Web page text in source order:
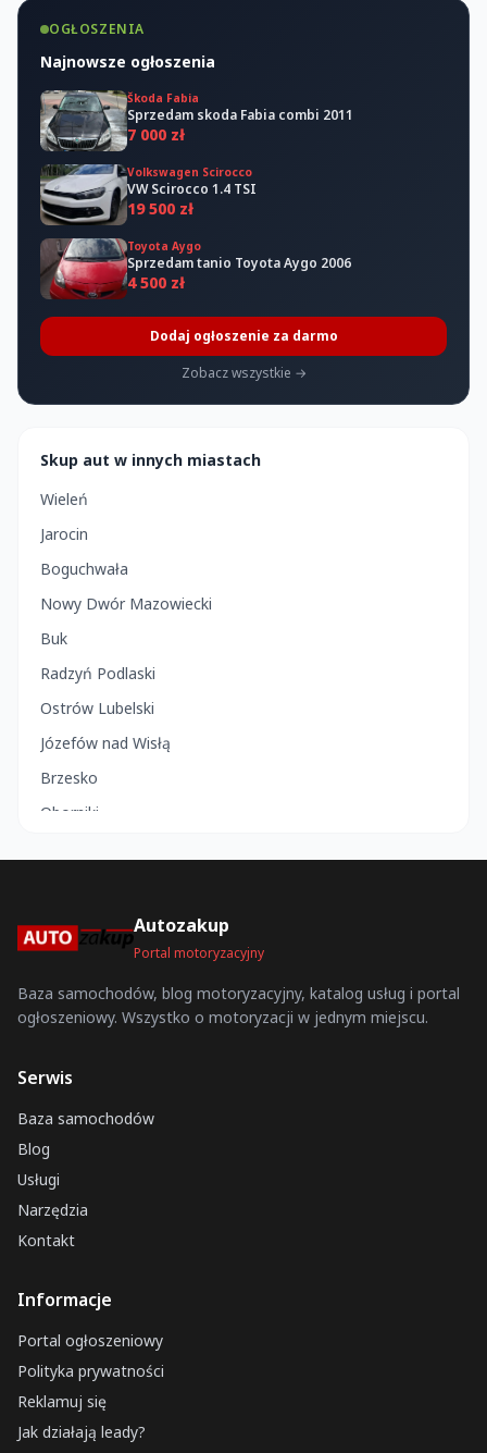
OGŁOSZENIA
Najnowsze ogłoszenia
Škoda Fabia
Sprzedam skoda Fabia combi 2011
7 000 zł
Volkswagen Scirocco
VW Scirocco 1.4 TSI
19 500 zł
Toyota Aygo
Sprzedam tanio Toyota Aygo 2006
4 500 zł
Dodaj ogłoszenie za darmo
Zobacz wszystkie →
Skup aut w innych miastach
Wieleń
Jarocin
Boguchwała
Nowy Dwór Mazowiecki
Buk
Radzyń Podlaski
Ostrów Lubelski
Józefów nad Wisłą
Brzesko
Oborniki
Strzelce Opolskie
Opatów
Gozdnica
Przedbórz
Lubawka
Lubań
Sokołów Podlaski
Siewierz
Odrzywół
Trzemeszno
Łuków
Biecz
Oława
Chorzele
Autozakup
Portal motoryzacyjny
Baza samochodów, blog motoryzacyjny, katalog usług i portal
ogłoszeniowy. Wszystko o motoryzacji w jednym miejscu.
Serwis
Baza samochodów
Blog
Usługi
Narzędzia
Kontakt
Informacje
Portal ogłoszeniowy
Polityka prywatności
Reklamuj się
Jak działają leady?